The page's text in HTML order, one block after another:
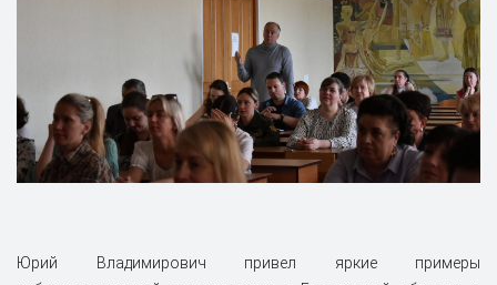
Юрий Владимирович привел яркие примеры